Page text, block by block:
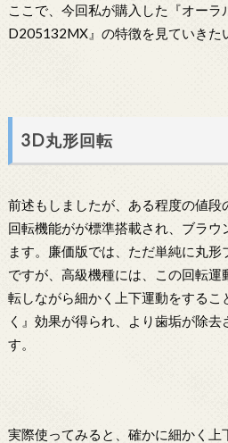
ここで、今回私が購入した『オーラ
D205132MX』の特徴を見ていきた
3D丸形回転
前述もしましたが、ある程度の値
回転機能がが標準搭載され、ブラウ
ます。廉価版では、ただ単純に丸
ですが、高級機種には、この回転運
転しながら細かく上下運動をするこ
く』効果が得られ、より歯垢が除去
す。
実際使ってみると、確かに細かく上